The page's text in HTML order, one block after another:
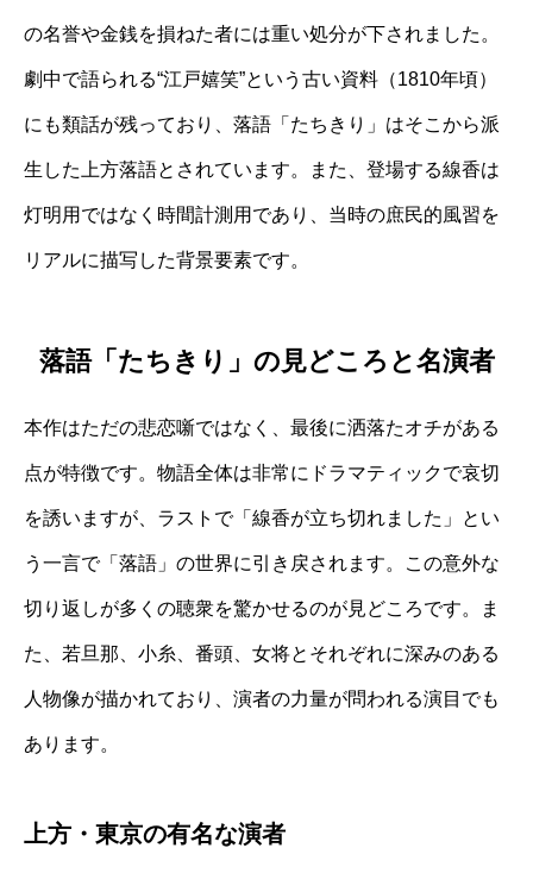
の名誉や金銭を損ねた者には重い処分が下されました。
劇中で語られる“江戸嬉笑”という古い資料（1810年頃）
にも類話が残っており、落語「たちきり」はそこから派
生した上方落語とされています。また、登場する線香は
灯明用ではなく時間計測用であり、当時の庶民的風習を
リアルに描写した背景要素です。
落語「たちきり」の見どころと名演者
本作はただの悲恋噺ではなく、最後に洒落たオチがある
点が特徴です。物語全体は非常にドラマティックで哀切
を誘いますが、ラストで「線香が立ち切れました」とい
う一言で「落語」の世界に引き戻されます。この意外な
切り返しが多くの聴衆を驚かせるのが見どころです。ま
た、若旦那、小糸、番頭、女将とそれぞれに深みのある
人物像が描かれており、演者の力量が問われる演目でも
あります。
上方・東京の有名な演者